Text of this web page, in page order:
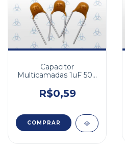
Capacitor
Multicamadas 1uF 50V
R$0,59